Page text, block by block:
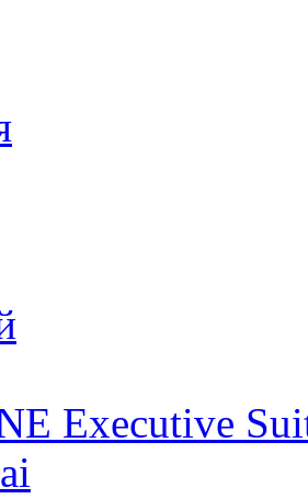
Executive